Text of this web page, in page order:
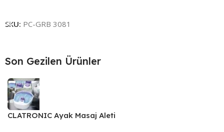
SKU: PC-GRB 3081
Son Gezilen Ürünler
CLATRONIC Ayak Masaj Aleti